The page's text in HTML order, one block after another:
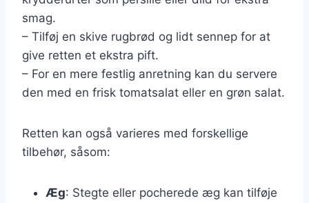
smag.
– Tilføj en skive rugbrød og lidt sennep for at
give retten et ekstra pift.
– For en mere festlig anretning kan du servere
den med en frisk tomatsalat eller en grøn salat.
Retten kan også varieres med forskellige
tilbehør, såsom:
Æg: Stegte eller pocherede æg kan tilføje